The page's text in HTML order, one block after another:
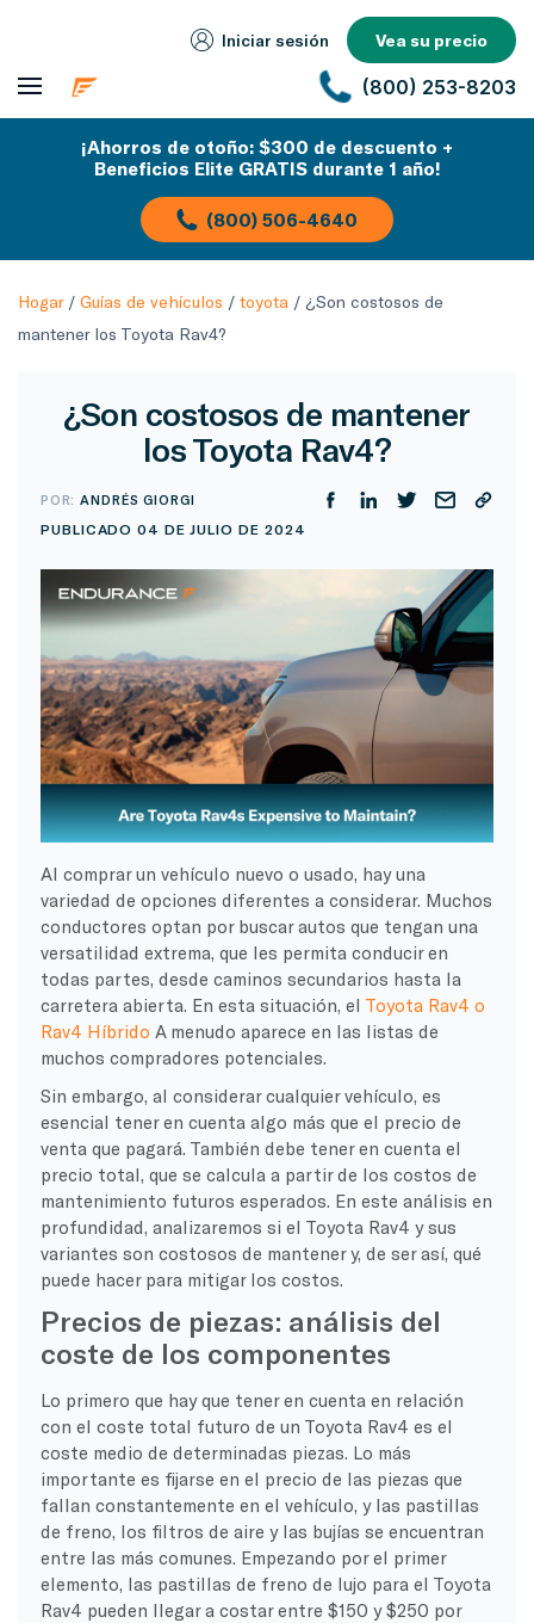
Iniciar sesión Vea su precio
(800) 253-8203
¡Ahorros de otoño: $300 de descuento +
Beneficios Elite GRATIS durante 1 año!
(800) 506-4640
Hogar/ Guías de vehículos / toyota / ¿Son costosos de
mantener los Toyota Rav4?
¿Son costosos de mantener
los Toyota Rav4?
POR:ANDRÉS GIORGI
PUBLICADO 04 DE JULIO DE 2024
Al comprar un vehículo nuevo o usado, hay una
variedad de opciones diferentes a considerar. Muchos
conductores optan por buscar autos que tengan una
versatilidad extrema, que les permita conducir en
todas partes, desde caminos secundarios hasta la
carretera abierta. En esta situación, el Toyota Rav4 o
Rav4 Híbrido A menudo aparece en las listas de
muchos compradores potenciales.
Sin embargo, al considerar cualquier vehículo, es
esencial tener en cuenta algo más que el precio de
venta que pagará. También debe tener en cuenta el
precio total, que se calcula a partir de los costos de
mantenimiento futuros esperados. En este análisis en
profundidad, analizaremos si el Toyota Rav4 y sus
variantes son costosos de mantener y, de ser así, qué
puede hacer para mitigar los costos.
Precios de piezas: análisis del
coste de los componentes
Lo primero que hay que tener en cuenta en relación
con el coste total futuro de un Toyota Rav4 es el
coste medio de determinadas piezas. Lo más
importante es fijarse en el precio de las piezas que
fallan constantemente en el vehículo, y las pastillas
de freno, los filtros de aire y las bujías se encuentran
entre las más comunes. Empezando por el primer
elemento, las pastillas de freno de lujo para el Toyota
Rav4 pueden llegar a costar entre $150 y $250 por